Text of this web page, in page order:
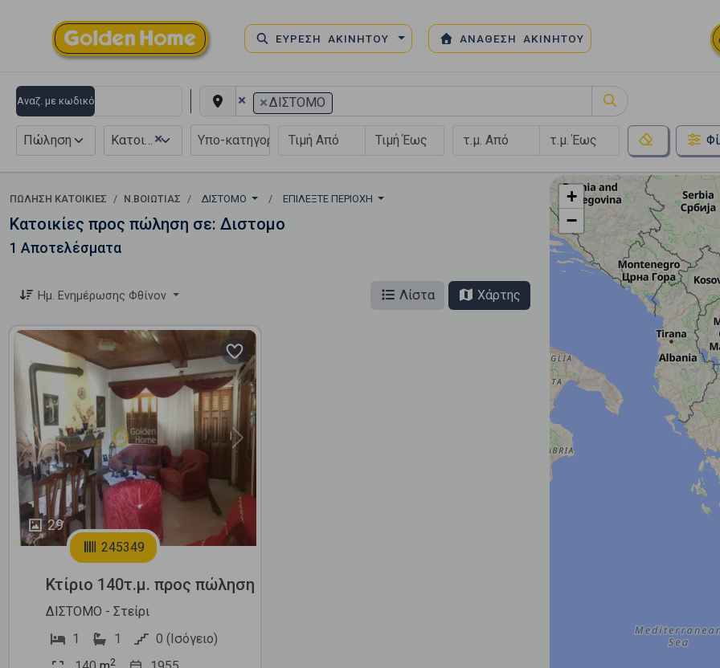
ΕΥΡΕΣΗ ΑΚΙΝΗΤΟΥ ΑΝΑΘΕΣΗ ΑΚΙΝΗΤΟΥ
Αναζ. με κωδικό × ×ΔΙΣΤΟΜΟ
Πώληση ×
Κατοικία
ΠΏΛΗΣΗ ΚΑΤΟΙΚΊΕΣ Ν.ΒΟΙΩΤΙΑΣ ΔΙΣΤΟΜΟ ΕΠΙΛΈΞΤΕ ΠΕΡΙΟΧΉ
Κατοικίες προς πώληση σε: Διστομο
1 Αποτελέσματα
Ημ. Ενημέρωσης Φθίνον Λίστα Χάρτης
29
Previous Next
245349
Κτίριο 140τ.μ. προς πώληση
ΔΙΣΤΟΜΟ - Στείρι
1
1
0 (Ισόγειο)
2
+
−